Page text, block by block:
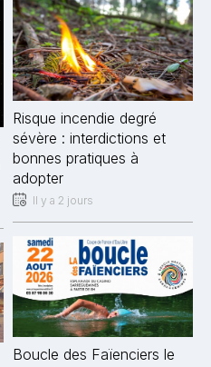
Risque incendie degré
sévère : interdictions et
bonnes pratiques à
adopter
Il y a 2 jours
Boucle des Faïenciers le